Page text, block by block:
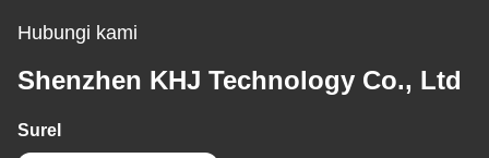
Hubungi kami
Shenzhen KHJ Technology Co., Ltd
Surel